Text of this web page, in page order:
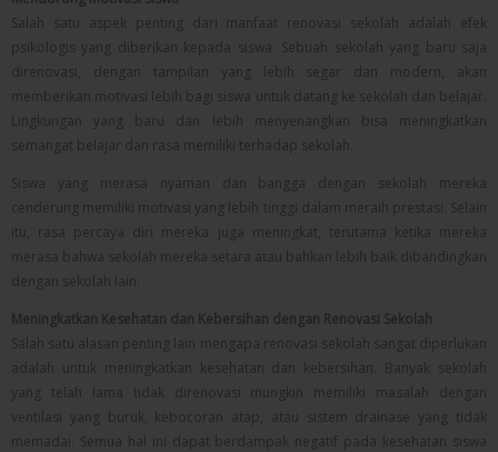
Salah satu aspek penting dari manfaat renovasi sekolah adalah efek
psikologis yang diberikan kepada siswa. Sebuah sekolah yang baru saja
direnovasi, dengan tampilan yang lebih segar dan modern, akan
memberikan motivasi lebih bagi siswa untuk datang ke sekolah dan belajar.
Lingkungan yang baru dan lebih menyenangkan bisa meningkatkan
semangat belajar dan rasa memiliki terhadap sekolah.
Siswa yang merasa nyaman dan bangga dengan sekolah mereka
cenderung memiliki motivasi yang lebih tinggi dalam meraih prestasi. Selain
itu, rasa percaya diri mereka juga meningkat, terutama ketika mereka
merasa bahwa sekolah mereka setara atau bahkan lebih baik dibandingkan
dengan sekolah lain.
Meningkatkan Kesehatan dan Kebersihan dengan Renovasi Sekolah
Salah satu alasan penting lain mengapa renovasi sekolah sangat diperlukan
adalah untuk meningkatkan kesehatan dan kebersihan. Banyak sekolah
yang telah lama tidak direnovasi mungkin memiliki masalah dengan
ventilasi yang buruk, kebocoran atap, atau sistem drainase yang tidak
memadai. Semua hal ini dapat berdampak negatif pada kesehatan siswa